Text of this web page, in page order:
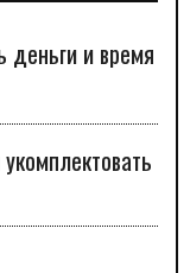
деньги и время